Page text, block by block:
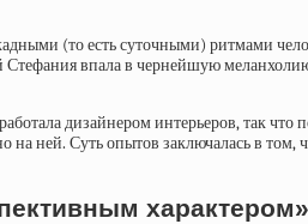
(то есть суточными) ритмами
впала в чернейшую
дизайнером интерьеров, так
на ней. Суть опытов заключаласьв том,